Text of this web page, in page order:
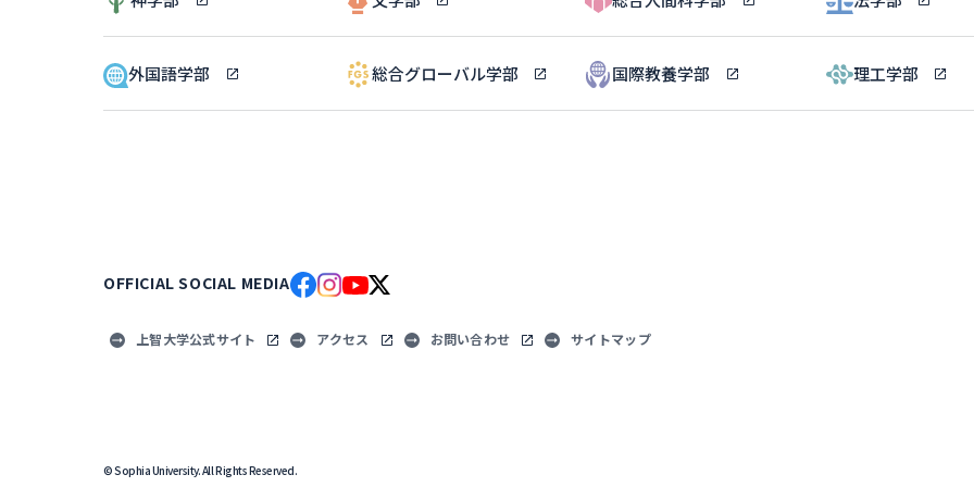
外国語学部 総合グローバル学部 国際教養学部 理工学部
OFFICIAL SOCIAL MEDIA
上智大学公式サイト アクセス お問い合わせ サイトマップ
© Sophia University. All Rights Reserved.